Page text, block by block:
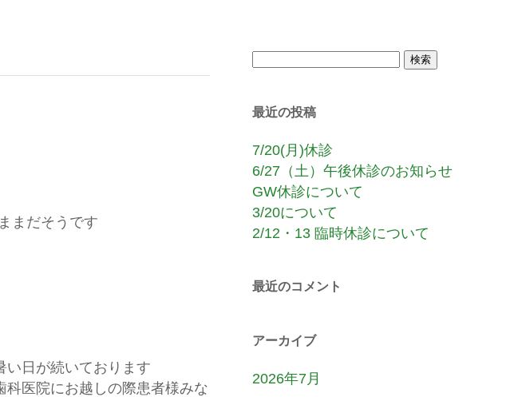
まだそうです
い日が続いております
科医院にお越しの際患者様みな
最近の投稿
7/20(月)休診
6/27（土）午後休診のお知らせ
GW休診について
3/20について
2/12・13 臨時休診について
最近のコメント
アーカイブ
2026年7月